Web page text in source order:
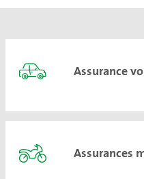
Assurance
Assurances